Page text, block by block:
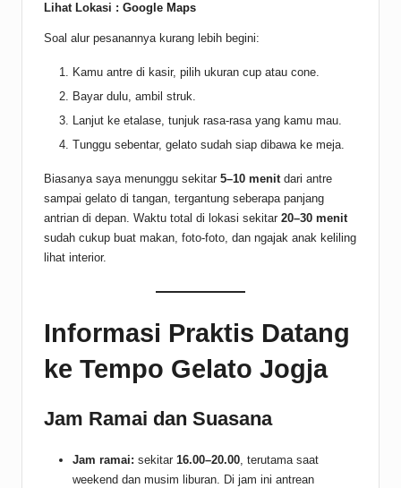
Lihat Lokasi : Google Maps
Soal alur pesanannya kurang lebih begini:
Kamu antre di kasir, pilih ukuran cup atau cone.
Bayar dulu, ambil struk.
Lanjut ke etalase, tunjuk rasa-rasa yang kamu mau.
Tunggu sebentar, gelato sudah siap dibawa ke meja.
Biasanya saya menunggu sekitar 5–10 menitdari antre
sampai gelato di tangan, tergantung seberapa panjang
antrian di depan. Waktu total di lokasi sekitar 20–30 menit
sudah cukup buat makan, foto-foto, dan ngajak anak keliling
lihat interior.
Informasi Praktis Datang
ke Tempo Gelato Jogja
Jam Ramai dan Suasana
Jam ramai: sekitar 16.00–20.00, terutama saat
weekend dan musim liburan. Di jam ini antrean